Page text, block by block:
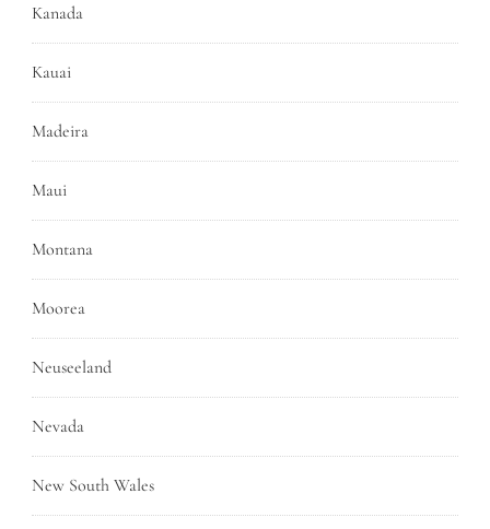
Kanada
Kauai
Madeira
Maui
Montana
Moorea
Neuseeland
Nevada
New South Wales